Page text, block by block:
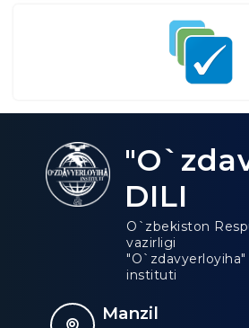
DILI
O`zbekiston
vazirligi
instituti
Manzil